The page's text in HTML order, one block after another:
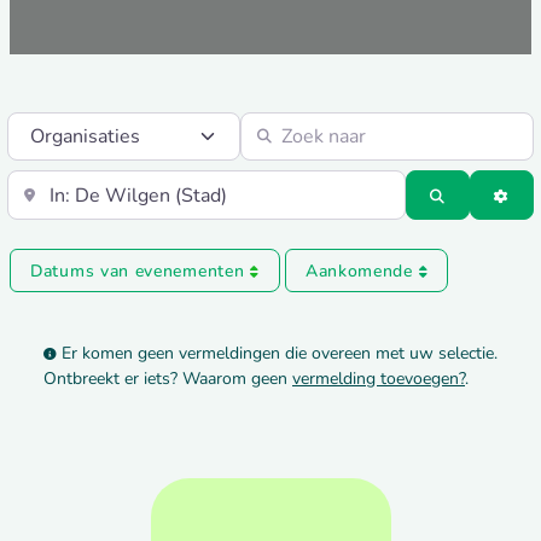
Select search type Zoek naar
Vlakbij Zoeken
Datums van evenementen Aankomende
Er komen geen vermeldingen die overeen met uw selectie.
Ontbreekt er iets? Waarom geen vermelding toevoegen?.